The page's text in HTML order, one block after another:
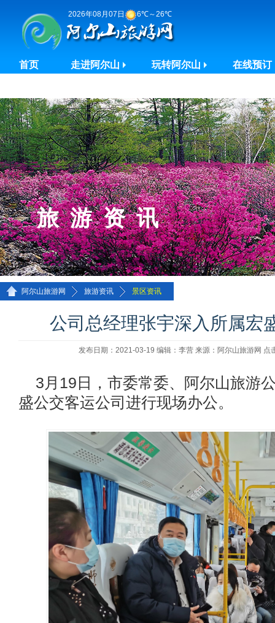
2026年08月07日 6℃～26℃
首页 走进阿尔山 玩转阿尔山 在线预订
旅游资讯
阿尔山旅游网 >> 旅游资讯 >> 景区资讯
公司总经理张宇深入所属宏
发布日期：2021-03-19 编辑：李营 来源：阿尔山旅游网 点
3月19日，市委常委、阿尔山旅游
盛公交客运公司进行现场办公。